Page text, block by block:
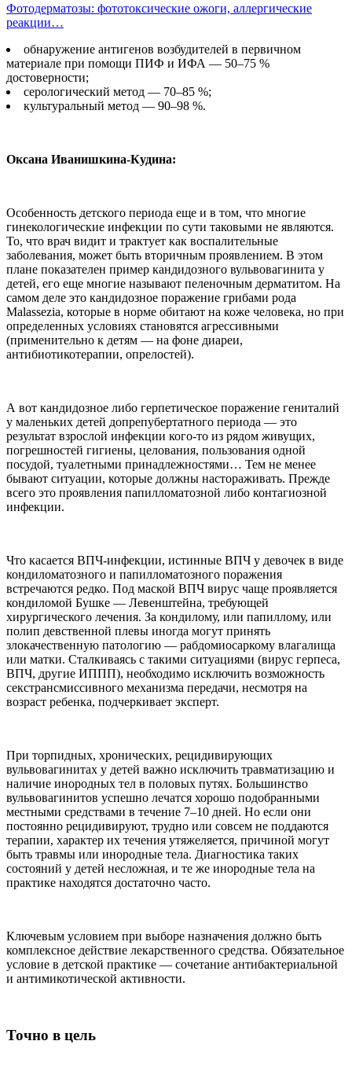
Фотодерматозы: фототоксические ожоги, аллергические
реакции…
обнаружение антигенов возбудителей в первичном
материале при помощи ПИФ и ИФА — 50–75 %
достоверности;
серологический метод — 70–85 %;
культуральный метод — 90–98 %.
Оксана Иванишкина-Кудина:
Особенность детского периода еще и в том, что многие
гинекологические инфекции по сути таковыми не являются.
То, что врач видит и трактует как воспалительные
заболевания, может быть вторичным проявлением. В этом
плане показателен пример кандидозного вульвовагинита у
детей, его еще многие называют пеленочным дерматитом. На
самом деле это кандидозное поражение грибами рода
Malassezia, которые в норме обитают на коже человека, но при
определенных условиях становятся агрессивными
(применительно к детям — на фоне диареи,
антибиотикотерапии, опрелостей).
А вот кандидозное либо герпетическое поражение гениталий
у маленьких детей допрепубертатного периода — это
результат взрослой инфекции кого-то из рядом живущих,
погрешностей гигиены, целования, пользования одной
посудой, туалетными принадлежностями… Тем не менее
бывают ситуации, которые должны настораживать. Прежде
всего это проявления папилломатозной либо контагиозной
инфекции.
Что касается ВПЧ-инфекции, истинные ВПЧ у девочек в виде
кондиломатозного и папилломатозного поражения
встречаются редко. Под маской ВПЧ вирус чаще проявляется
кондиломой Бушке — Левенштейна, требующей
хирургического лечения. За кондилому, или папиллому, или
полип девственной плевы иногда могут принять
злокачественную патологию — рабдомиосаркому влагалища
или матки. Сталкиваясь с такими ситуациями (вирус герпеса,
ВПЧ, другие ИППП), необходимо исключить возможность
секстрансмиссивного механизма передачи, несмотря на
возраст ребенка, подчеркивает эксперт.
При торпидных, хронических, рецидивирующих
вульвовагинитах у детей важно исключить травматизацию и
наличие инородных тел в половых путях. Большинство
вульвовагинитов успешно лечатся хорошо подобранными
местными средствами в течение 7–10 дней. Но если они
постоянно рецидивируют, трудно или совсем не поддаются
терапии, характер их течения утяжеляется, причиной могут
быть травмы или инородные тела. Диагностика таких
состояний у детей несложная, и те же инородные тела на
практике находятся достаточно часто.
Ключевым условием при выборе назначения должно быть
комплексное действие лекарственного средства. Обязательное
условие в детской практике — сочетание антибактериальной
и антимикотической активности.
Точно в цель